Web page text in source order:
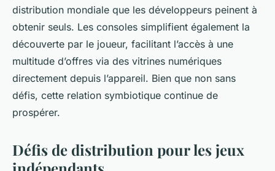
distribution mondiale que les développeurs peinent à
obtenir seuls. Les consoles simplifient également la
découverte par le joueur, facilitant l’accès à une
multitude d’offres via des vitrines numériques
directement depuis l’appareil. Bien que non sans
défis, cette relation symbiotique continue de
prospérer.
Défis de distribution pour les jeux